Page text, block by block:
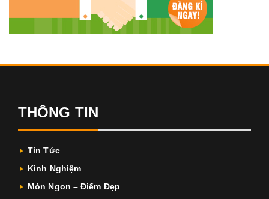
THÔNG TIN
Tin Tức
Kinh Nghiệm
Món Ngon – Điểm Đẹp